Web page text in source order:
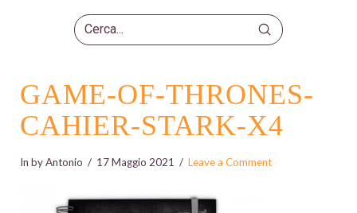
Search
Submit
GAME-OF-THRONES-
CAHIER-STARK-X4
In by Antonio 17 Maggio 2021 Leave a Comment